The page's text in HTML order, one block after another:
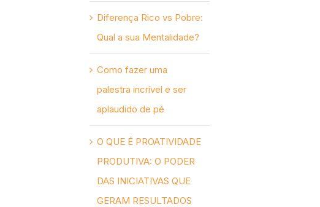
Diferença Rico vs Pobre:
Qual a sua Mentalidade?
Como fazer uma
palestra incrível e ser
aplaudido de pé
O QUE É PROATIVIDADE
PRODUTIVA: O PODER
DAS INICIATIVAS QUE
GERAM RESULTADOS